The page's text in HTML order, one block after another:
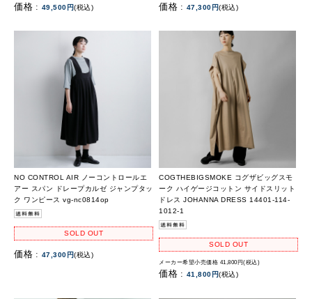
価格 : 49,500円(税込) 価格 : 47,300円(税込)
NO CONTROL AIR ノーコントロールエ
アー スパン ドレープカルゼ ジャンプタッ
ク ワンピース vg-nc0814op
SOLD OUT
価格 : 47,300円(税込)
COGTHEBIGSMOKE コグザビッグスモ
ーク ハイゲージコットン サイドスリット
ドレス JOHANNA DRESS 14401-114-
1012-1
SOLD OUT
メーカー希望小売価格 41,800円(税込)
価格 : 41,800円(税込)